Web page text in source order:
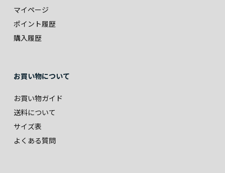
マイページ
ポイント履歴
購入履歴
お買い物について
お買い物ガイド
送料について
サイズ表
よくある質問